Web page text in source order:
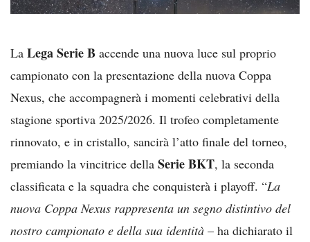
La Lega Serie B accende una nuova luce sul proprio
campionato con la presentazione della nuova Coppa
Nexus, che accompagnerà i momenti celebrativi della
stagione sportiva 2025/2026. Il trofeo completamente
rinnovato, e in cristallo, sancirà l’atto finale del torneo,
premiando la vincitrice della Serie BKT, la seconda
classificata e la squadra che conquisterà i playoff. “La
nuova Coppa Nexus rappresenta un segno distintivo del
nostro campionato e della sua identità – ha dichiarato il